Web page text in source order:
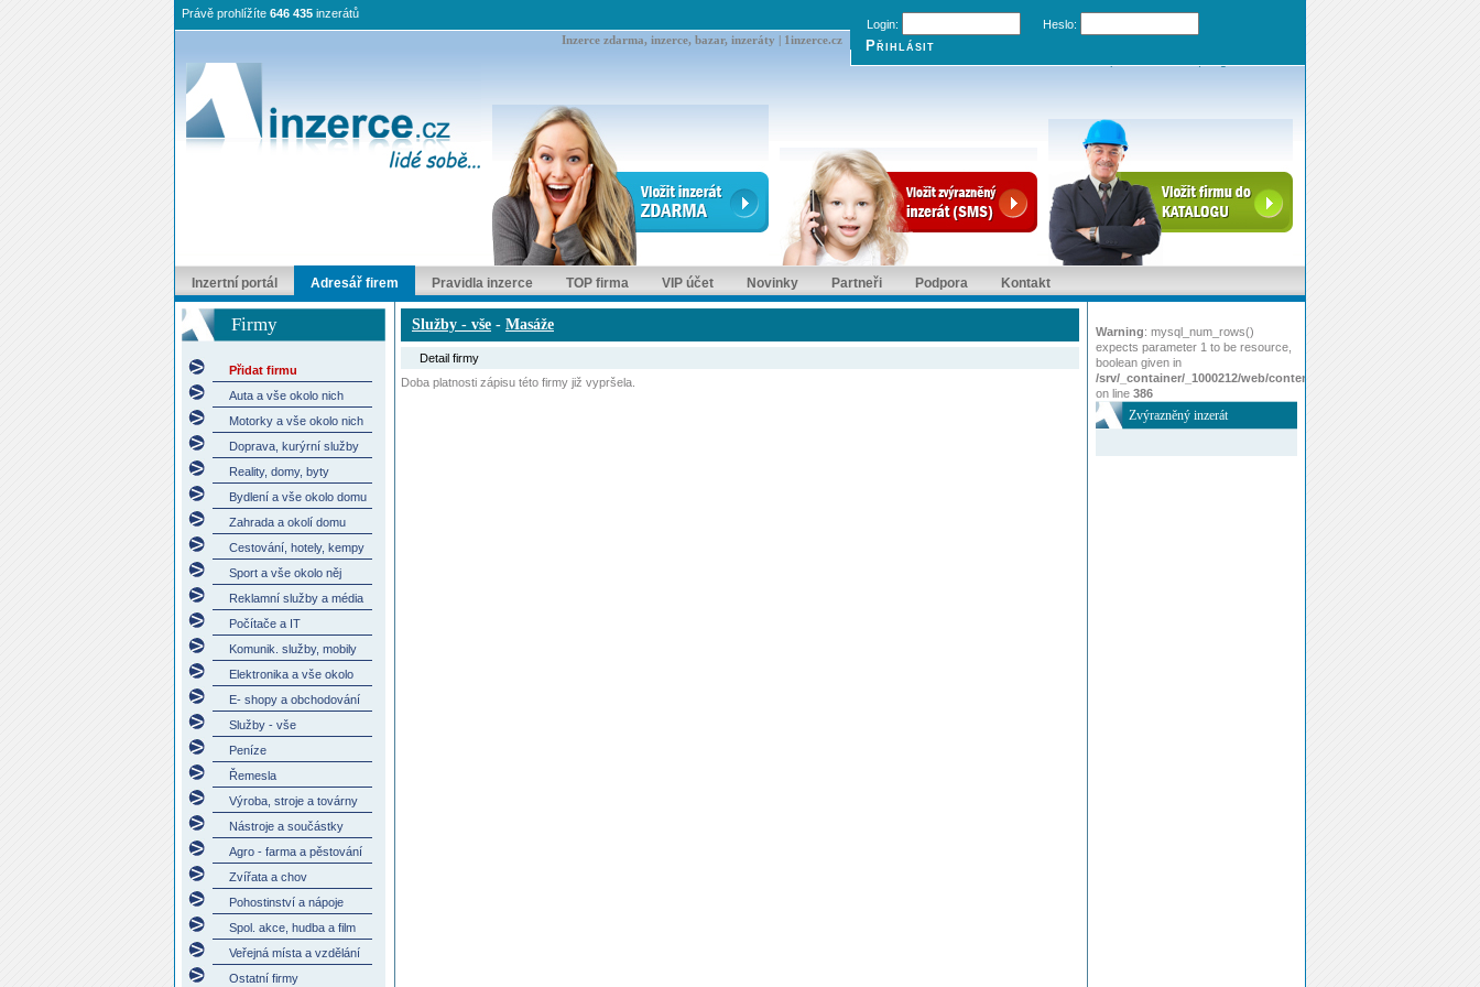
Inzerce zdarma, inzerce, bazar, inzeráty | 1inzerce.cz
Právě prohlížíte 646 435 inzerátů
Login:
Heslo:
Inzertní portál Adresář firem Pravidla inzerce TOP firma VIP účet Novinky Partneři Podpora Kontakt
Firmy
Přidat firmu
Auta a vše okolo nich
Motorky a vše okolo nich
Doprava, kurýrní služby
Reality, domy, byty
Bydlení a vše okolo domu
Zahrada a okolí domu
Cestování, hotely, kempy
Sport a vše okolo něj
Reklamní služby a média
Počítače a IT
Komunik. služby, mobily
Elektronika a vše okolo
E- shopy a obchodování
Služby - vše
Peníze
Řemesla
Výroba, stroje a továrny
Nástroje a součástky
Agro - farma a pěstování
Zvířata a chov
Pohostinství a nápoje
Spol. akce, hudba a film
Veřejná místa a vzdělání
Ostatní firmy
Služby - vše - Masáže
Detail firmy
Doba platnosti zápisu této firmy již vypršela.
Warning: mysql_num_rows()
expects parameter 1 to be resource,
boolean given in
/srv/_container/_1000212/web/content/www/index.php
on line 386
Zvýrazněný inzerát